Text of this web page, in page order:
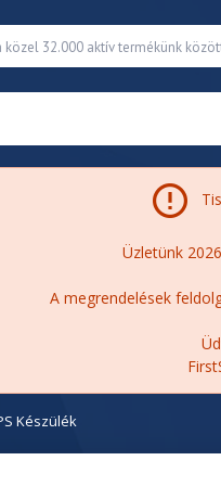
Üzletünk
A megrendelések
Készülék